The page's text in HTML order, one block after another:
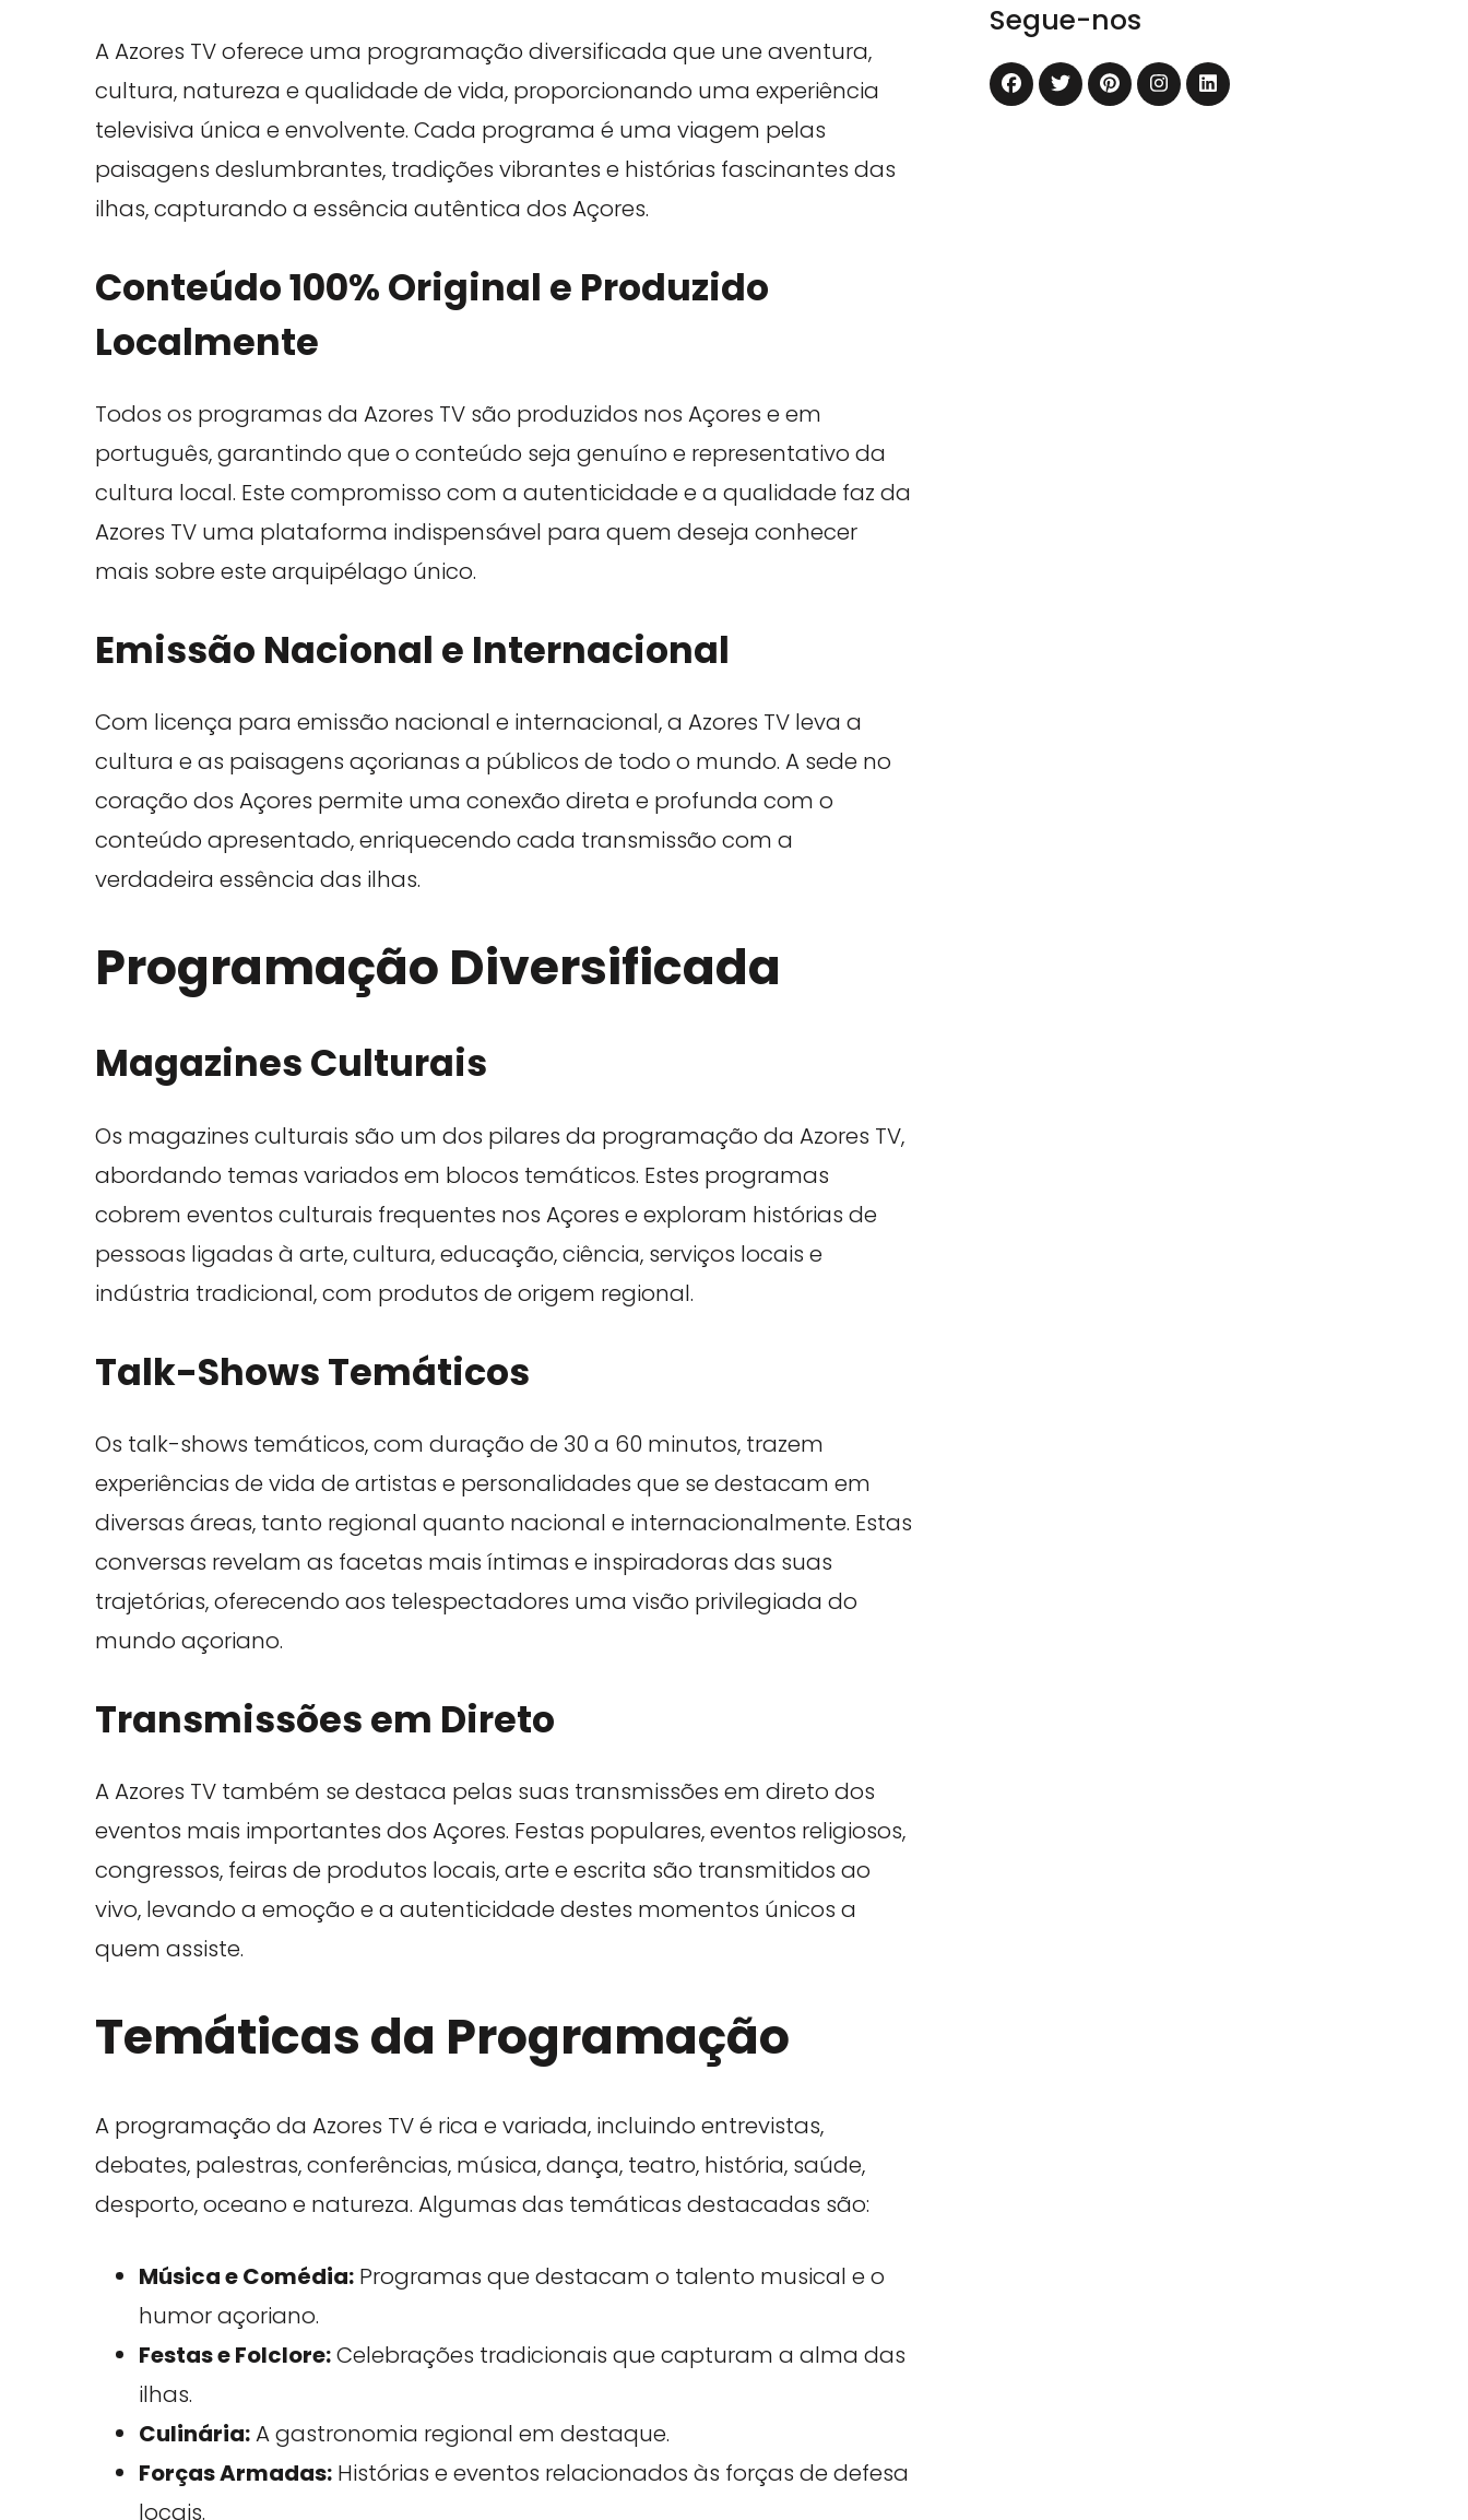
A Azores TV oferece uma programação diversificada que une aventura,
cultura, natureza e qualidade de vida, proporcionando uma experiência
televisiva única e envolvente. Cada programa é uma viagem pelas
paisagens deslumbrantes, tradições vibrantes e histórias fascinantes das
ilhas, capturando a essência autêntica dos Açores.
Conteúdo 100% Original e Produzido
Localmente
Todos os programas da Azores TV são produzidos nos Açores e em
português, garantindo que o conteúdo seja genuíno e representativo da
cultura local. Este compromisso com a autenticidade e a qualidade faz da
Azores TV uma plataforma indispensável para quem deseja conhecer
mais sobre este arquipélago único.
Emissão Nacional e Internacional
Com licença para emissão nacional e internacional, a Azores TV leva a
cultura e as paisagens açorianas a públicos de todo o mundo. A sede no
coração dos Açores permite uma conexão direta e profunda com o
conteúdo apresentado, enriquecendo cada transmissão com a
verdadeira essência das ilhas.
Programação Diversificada
Magazines Culturais
Os magazines culturais são um dos pilares da programação da Azores TV,
abordando temas variados em blocos temáticos. Estes programas
cobrem eventos culturais frequentes nos Açores e exploram histórias de
pessoas ligadas à arte, cultura, educação, ciência, serviços locais e
indústria tradicional, com produtos de origem regional.
Talk-Shows Temáticos
Os talk-shows temáticos, com duração de 30 a 60 minutos, trazem
experiências de vida de artistas e personalidades que se destacam em
diversas áreas, tanto regional quanto nacional e internacionalmente. Estas
conversas revelam as facetas mais íntimas e inspiradoras das suas
trajetórias, oferecendo aos telespectadores uma visão privilegiada do
mundo açoriano.
Transmissões em Direto
A Azores TV também se destaca pelas suas transmissões em direto dos
eventos mais importantes dos Açores. Festas populares, eventos religiosos,
congressos, feiras de produtos locais, arte e escrita são transmitidos ao
vivo, levando a emoção e a autenticidade destes momentos únicos a
quem assiste.
Temáticas da Programação
A programação da Azores TV é rica e variada, incluindo entrevistas,
debates, palestras, conferências, música, dança, teatro, história, saúde,
desporto, oceano e natureza. Algumas das temáticas destacadas são:
Música e Comédia: Programas que destacam o talento musical e o
humor açoriano.
Festas e Folclore:Celebrações tradicionais que capturam a alma das
ilhas.
Culinária:A gastronomia regional em destaque.
Forças Armadas: Histórias e eventos relacionados às forças de defesa
locais.
Segue-nos